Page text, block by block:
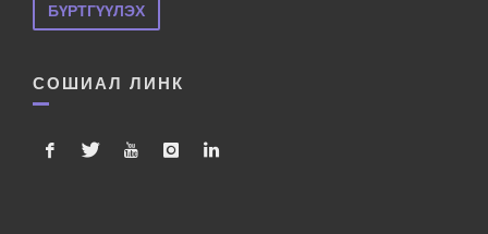
БҮРТГҮҮЛЭХ
СОШИАЛ ЛИНК